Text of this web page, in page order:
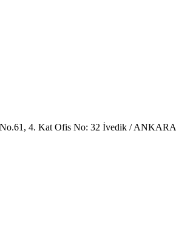
4. Kat Ofis No: 32 İvedik / ANKARA